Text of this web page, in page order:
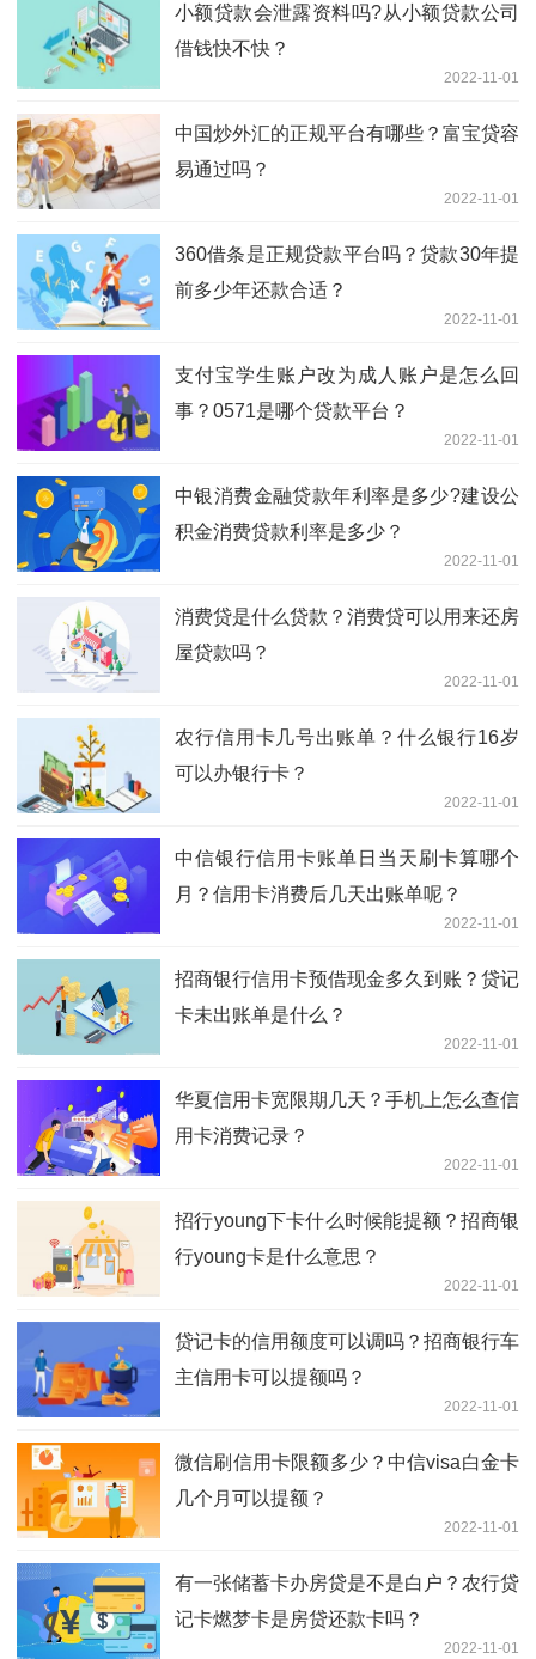
小额贷款会泄露资料吗?从小额贷款公司
借钱快不快？
2022-11-01
中国炒外汇的正规平台有哪些？富宝贷容
易通过吗？
2022-11-01
360借条是正规贷款平台吗？贷款30年提
前多少年还款合适？
2022-11-01
支付宝学生账户改为成人账户是怎么回
事？0571是哪个贷款平台？
2022-11-01
中银消费金融贷款年利率是多少?建设公
积金消费贷款利率是多少？
2022-11-01
消费贷是什么贷款？消费贷可以用来还房
屋贷款吗？
2022-11-01
农行信用卡几号出账单？什么银行16岁
可以办银行卡？
2022-11-01
中信银行信用卡账单日当天刷卡算哪个
月？信用卡消费后几天出账单呢？
2022-11-01
招商银行信用卡预借现金多久到账？贷记
卡未出账单是什么？
2022-11-01
华夏信用卡宽限期几天？手机上怎么查信
用卡消费记录？
2022-11-01
招行young下卡什么时候能提额？招商银
行young卡是什么意思？
2022-11-01
贷记卡的信用额度可以调吗？招商银行车
主信用卡可以提额吗？
2022-11-01
微信刷信用卡限额多少？中信visa白金卡
几个月可以提额？
2022-11-01
有一张储蓄卡办房贷是不是白户？农行贷
记卡燃梦卡是房贷还款卡吗？
2022-11-01